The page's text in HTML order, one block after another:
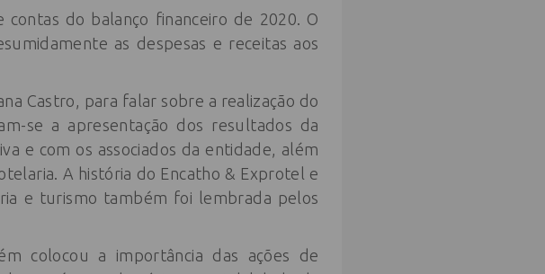
do balanço financeiro de 2020. O
as despesas e receitas aos
Castro, para falar sobre a realização do
se a apresentação dos resultados da
e com os associados da entidade, além
A história do Encatho & Exprotel e
e turismo também foi lembrada pelos
colocou a importância das ações de